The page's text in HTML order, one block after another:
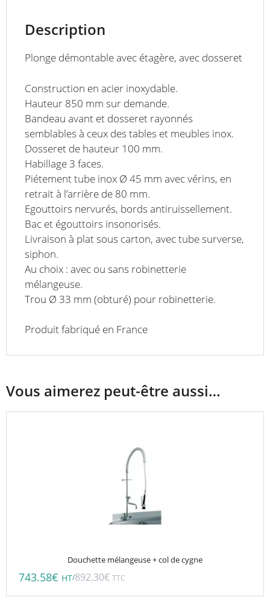
Description
Plonge démontable avec étagère, avec dosseret
Construction en acier inoxydable.
Hauteur 850 mm sur demande.
Bandeau avant et dosseret rayonnés
semblables à ceux des tables et meubles inox.
Dosseret de hauteur 100 mm.
Habillage 3 faces.
Piétement tube inox Ø 45 mm avec vérins, en
retrait à l’arrière de 80 mm.
Egouttoirs nervurés, bords antiruissellement.
Bac et égouttoirs insonorisés.
Livraison à plat sous carton, avec tube surverse,
siphon.
Au choix : avec ou sans robinetterie
mélangeuse.
Trou Ø 33 mm (obturé) pour robinetterie.
Produit fabriqué en France
Vous aimerez peut-être aussi…
Douchette mélangeuse + col de cygne
743.58€ HT/892.30€ TTC